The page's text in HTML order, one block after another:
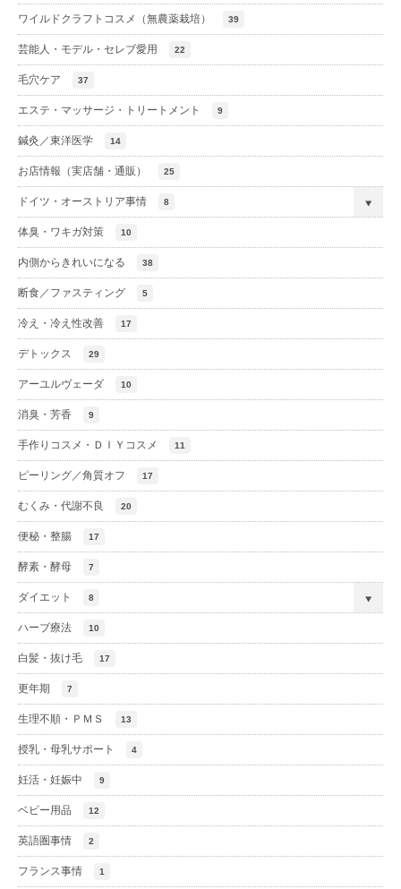
ワイルドクラフトコスメ（無農薬栽培） 39
芸能人・モデル・セレブ愛用 22
毛穴ケア 37
エステ・マッサージ・トリートメント 9
鍼灸／東洋医学 14
お店情報（実店舗・通販） 25
ドイツ・オーストリア事情 8
体臭・ワキガ対策 10
内側からきれいになる 38
断食／ファスティング 5
冷え・冷え性改善 17
デトックス 29
アーユルヴェーダ 10
消臭・芳香 9
手作りコスメ・ＤＩＹコスメ 11
ピーリング／角質オフ 17
むくみ・代謝不良 20
便秘・整腸 17
酵素・酵母 7
ダイエット 8
ハーブ療法 10
白髪・抜け毛 17
更年期 7
生理不順・ＰＭＳ 13
授乳・母乳サポート 4
妊活・妊娠中 9
ベビー用品 12
英語圏事情 2
フランス事情 1